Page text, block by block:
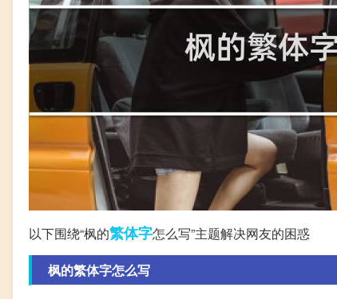
以下围绕“枫的繁体字怎么写”主题解决网友的困惑
枫的繁体字怎么写